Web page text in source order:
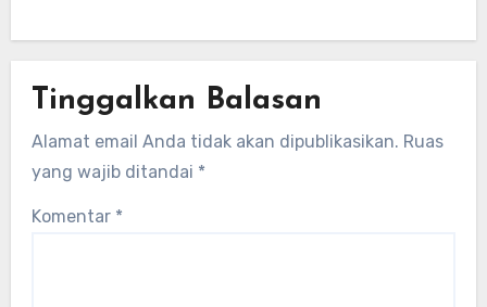
Tinggalkan Balasan
Alamat email Anda tidak akan dipublikasikan. Ruas
yang wajib ditandai *
Komentar *